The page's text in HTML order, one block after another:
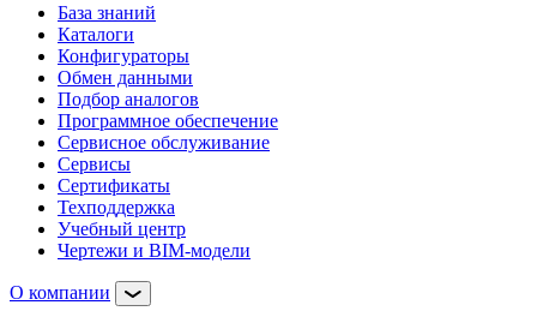
База знаний
Каталоги
Конфигураторы
Обмен данными
Подбор аналогов
Программное обеспечение
Сервисное обслуживание
Сервисы
Сертификаты
Техподдержка
Учебный центр
Чертежи и BIM-модели
О компании